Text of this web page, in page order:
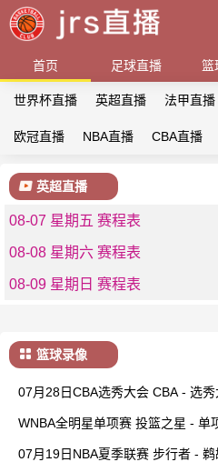
首页 足球直播 篮
世界杯直播 英超直播 法甲直播
欧冠直播 NBA直播 CBA直播
英超直播
08-07 星期五 赛程表
08-08 星期六 赛程表
08-09 星期日 赛程表
篮球录像
07月28日CBA选秀大会 CBA - 选
WNBA全明星单项赛 投篮之星 - 单
07月19日NBA夏季联赛 步行者 -